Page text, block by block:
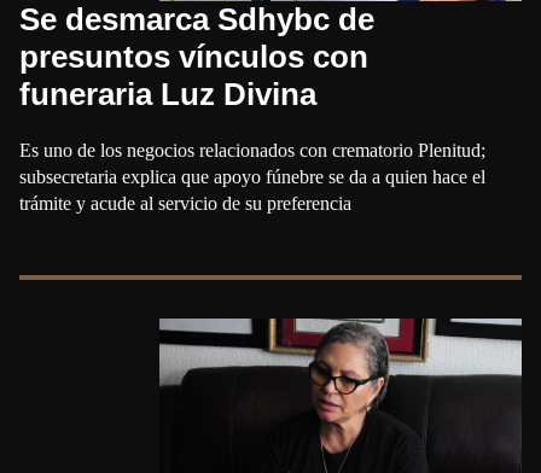
Se desmarca Sdhybc de
presuntos vínculos con
funeraria Luz Divina
Es uno de los negocios relacionados con crematorio Plenitud;
subsecretaria explica que apoyo fúnebre se da a quien hace el
trámite y acude al servicio de su preferencia